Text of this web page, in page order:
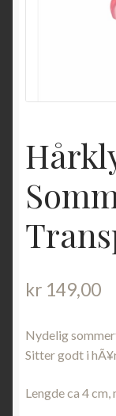
kr 149,00
Nydelig
Sitter godt i
Lengde ca 4 cm,